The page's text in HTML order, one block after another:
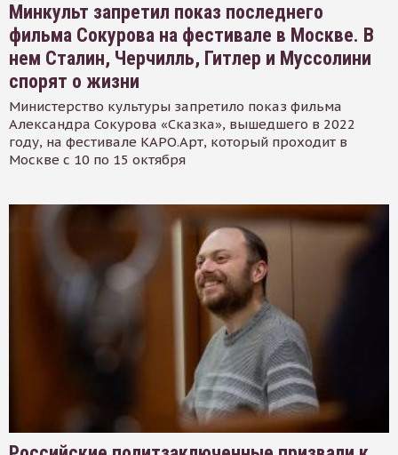
Минкульт запретил показ последнего
фильма Сокурова на фестивале в Москве. В
нем Сталин, Черчилль, Гитлер и Муссолини
спорят о жизни
Министерство культуры запретило показ фильма
Александра Сокурова «Сказка», вышедшего в 2022
году, на фестивале КАРО.Арт, который проходит в
Москве с 10 по 15 октября